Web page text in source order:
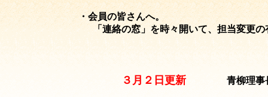
・会員の皆さんへ。
「連絡の窓」を時々開いて、担当変更の有無
３月２日更新 青柳理事